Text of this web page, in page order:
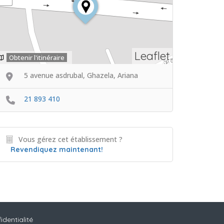
Leaflet
Obtenir l'itinéraire
5 avenue asdrubal, Ghazela, Ariana
21 893 410
Vous gérez cet établissement ?
Revendiquez maintenant!